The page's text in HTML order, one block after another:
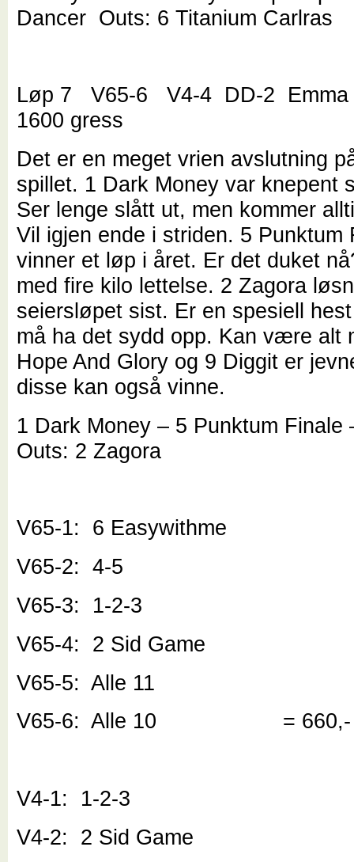
Dancer Outs: 6 Titanium Carlras
Løp 7 V65-6 V4-4 DD-2 Emma
1600 gress
Det er en meget vrien avslutning
spillet. 1 Dark Money var knepent
Ser lenge slått ut, men kommer
Vil igjen ende i striden. 5 Punktum
vinner et løp i året. Er det duket
med fire kilo lettelse. 2 Zagora
seiersløpet sist. Er en spesiell
må ha det sydd opp. Kan være alt
Hope And Glory og 9 Diggit er
disse kan også vinne.
1 Dark Money – 5 Punktum
Outs: 2 Zagora
V65-1: 6 Easywithme
V65-2: 4-5
V65-3: 1-2-3
V65-4: 2 Sid Game
V65-5: Alle 11
V65-6: Alle 10 = 660,-
V4-1: 1-2-3
V4-2: 2 Sid Game